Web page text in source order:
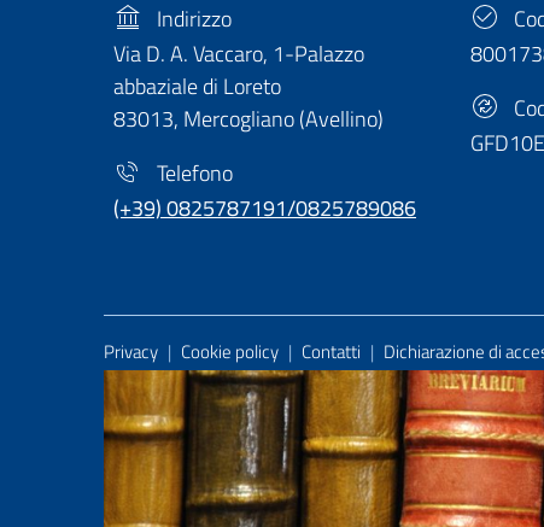
Indirizzo
Via D. A. Vaccaro, 1-Palazzo
abbaziale di Loreto
83013, Mercogliano (Avellino)
Telefono
(+39) 0825787191/0825789086
GFD10E
Useful Links Section
Privacy | Cookie policy | Contatti | Dichiarazione di